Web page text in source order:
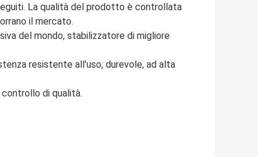
La qualità del prodotto è controllata
il mercato.
del mondo, stabilizzatore di migliore
resistente all'uso, durevole, ad alta
di qualità.